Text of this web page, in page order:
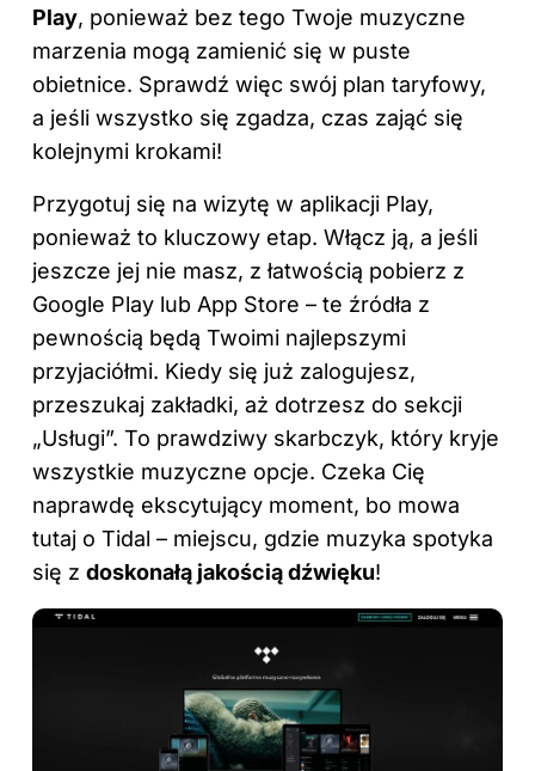
Play, ponieważ bez tego Twoje muzyczne
marzenia mogą zamienić się w puste
obietnice. Sprawdź więc swój plan taryfowy,
a jeśli wszystko się zgadza, czas zająć się
kolejnymi krokami!
Przygotuj się na wizytę w aplikacji Play,
ponieważ to kluczowy etap. Włącz ją, a jeśli
jeszcze jej nie masz, z łatwością pobierz z
Google Play lub App Store – te źródła z
pewnością będą Twoimi najlepszymi
przyjaciółmi. Kiedy się już zalogujesz,
przeszukaj zakładki, aż dotrzesz do sekcji
„Usługi”. To prawdziwy skarbczyk, który kryje
wszystkie muzyczne opcje. Czeka Cię
naprawdę ekscytujący moment, bo mowa
tutaj o Tidal – miejscu, gdzie muzyka spotyka
się z doskonałą jakością dźwięku!